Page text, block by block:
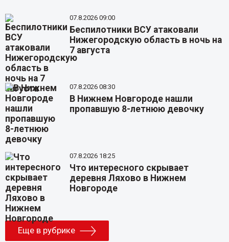
07.8.2026 09:00
Беспилотники ВСУ атаковали
Нижегородскую область в ночь на
7 августа
07.8.2026 08:30
В Нижнем Новгороде нашли
пропавшую 8-летнюю девочку
07.8.2026 18:25
Что интересного скрывает
деревня Ляхово в Нижнем
Новгороде
Еще в рубрике